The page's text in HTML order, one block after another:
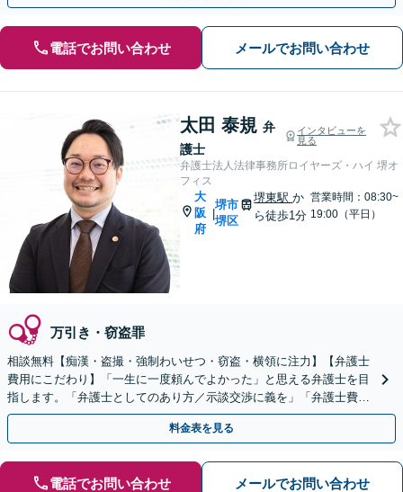
電話でお問い合わせ メールでお問い合わせ
太田 泰規 弁
護士
インタビューを
見る
弁護士法人法律事務所ロイヤーズ・ハイ 堺オ
フィス
大
阪
府
|
堺市
堺区
堺東駅か
ら徒歩1分
営業時間：08:30~
19:00（平日）
万引き・窃盗罪
相談無料【痴漢・盗撮・強制わいせつ・窃盗・横領に注力】【弁護士
費用にこだわり】「一生に一度頼んでよかった」と思える弁護士を目
指します。「弁護士としてのあり方／示談交渉に義を」「弁護士費用
にこだわる」依頼者さまに寄り添った金額設定
料金表を見る
電話でお問い合わせ メールでお問い合わせ